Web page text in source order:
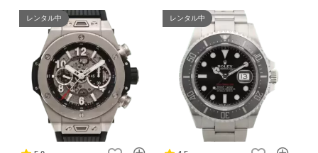
レンタル中 レンタル中